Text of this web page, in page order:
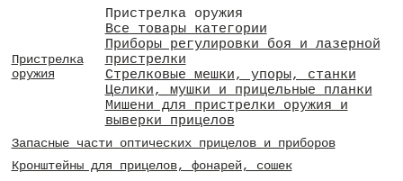
Пристрелка
оружия
Пристрелка оружия
Все товары категории
Приборы регулировки боя и лазерной
пристрелки
Стрелковые мешки, упоры, станки
Целики, мушки и прицельные планки
Мишени для пристрелки оружия и
выверки прицелов
Запасные части оптических прицелов и приборов
Кронштейны для прицелов, фонарей, сошек